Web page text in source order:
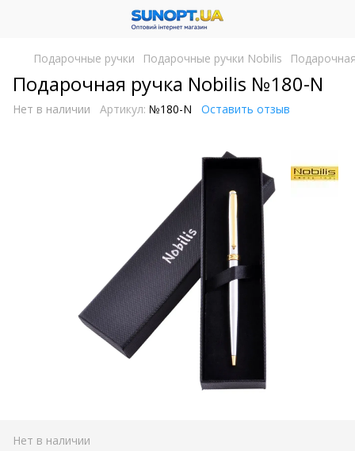
Подарочные ручки Подарочные ручки Nobilis
Подарочная ручка Nobilis №180-N
Нет в наличии Артикул: №180-N Оставить отзыв
Нет в наличии